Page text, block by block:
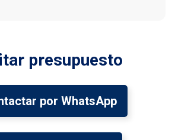
presupuesto
por WhatsApp